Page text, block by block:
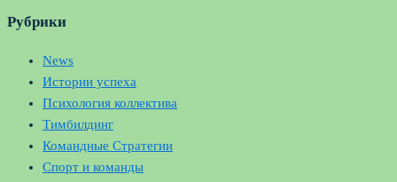
Рубрики
News
Истории успеха
Психология коллектива
Тимбилдинг
Командные Стратегии
Спорт и команды